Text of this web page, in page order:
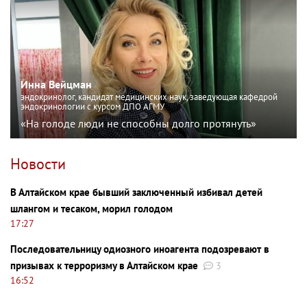
Инна Вейцман
эндокринолог, кандидат медицинских наук, заведующая кафедрой
эндокринологии с курсом ДПО АГМУ
«На голоде люди не способны долго протянуть»
Новости
В Алтайском крае бывший заключенный избивал детей
шлангом и тесаком, морил голодом
17:27
Последовательницу одиозного иноагента подозревают в
призывах к терроризму в Алтайском крае
3
16:52